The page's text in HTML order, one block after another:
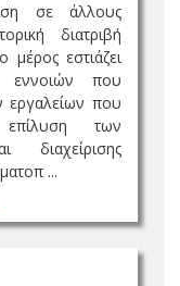
σε άλλους
διατριβή
εστιάζει
εννοιών που
εργαλείων που
επίλυση των
διαχείρισης
...